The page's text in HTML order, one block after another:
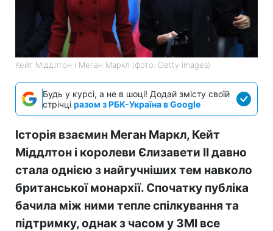
Кейт Міддлтон і Меган Маркл (фото: Getty Images)
Будь у курсі, а не в шоці! Додай змісту своїй
стрічці разом з РБК-Україна в Google
Історія взаємин Меган Маркл, Кейт
Міддлтон і королеви Єлизавети II давно
стала однією з найгучніших тем навколо
британської монархії. Спочатку публіка
бачила між ними тепле спілкування та
підтримку, однак з часом у ЗМІ все